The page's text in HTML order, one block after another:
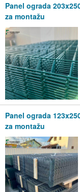
Panel ograda
za montažu
Panel ograda
za montažu